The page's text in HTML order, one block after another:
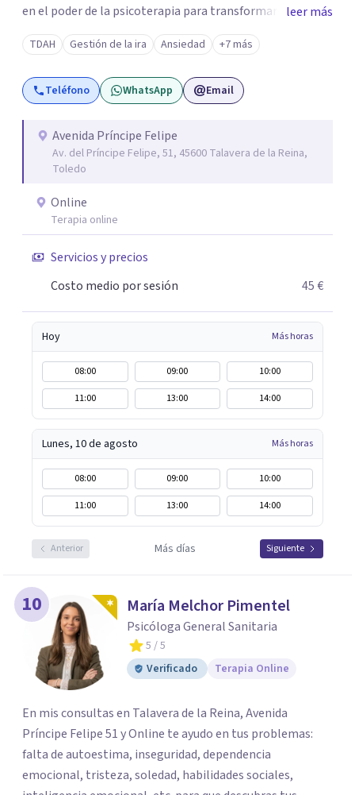
en el poder de la psicoterapia para transformar y mejorar
la vida de las personas, y me siento honrada de poder
contribuir a este proceso en cada sesión. Mi enfoque se
basa en el respeto y en la autenticidad; para mí es
fundamental que cada persona encuentre en la terapia no
camino hacia el autoconocimiento y la fortaleza
emocional. Me apasiona trabajar con cada paciente desde
una perspectiva cercana y humana, y espero poder
acompañarte en tu camino hacia el bienestar y el
equilibrio que buscas.
leer más
TDAH Gestión de la ira Ansiedad +7 más
Teléfono WhatsApp Email
Avenida Príncipe Felipe
Av. del Príncipe Felipe, 51, 45600 Talavera de la Reina,
Toledo
Online
Terapia online
Servicios y precios
Costo medio por sesión
45 €
Hoy Más horas
08:00 09:00
10:00
11:00
13:00 14:00
Lunes, 10 de agosto Más horas
08:00 09:00
10:00
11:00
13:00 14:00
Anterior Más días Siguiente
10 María Melchor Pimentel
Psicóloga General Sanitaria
5 / 5
Verificado
Terapia Online
En mis consultas en Talavera de la Reina, Avenida
Príncipe Felipe 51 y Online te ayudo en tus problemas:
falta de autoestima, inseguridad, dependencia
emocional, tristeza, soledad, habilidades sociales,